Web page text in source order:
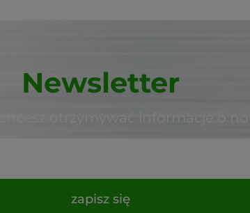
Newsletter
zapisz się